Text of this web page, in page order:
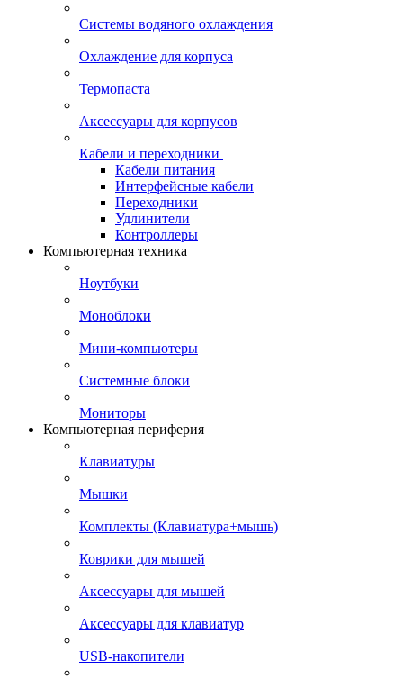
Системы водяного охлаждения
Охлаждение для корпуса
Термопаста
Аксессуары для корпусов
Кабели и переходники
Кабели питания
Интерфейсные кабели
Переходники
Удлинители
Контроллеры
Компьютерная техника
Ноутбуки
Моноблоки
Мини-компьютеры
Системные блоки
Мониторы
Компьютерная периферия
Клавиатуры
Мышки
Комплекты (Клавиатура+мышь)
Коврики для мышей
Аксессуары для мышей
Аксессуары для клавиатур
USB-накопители